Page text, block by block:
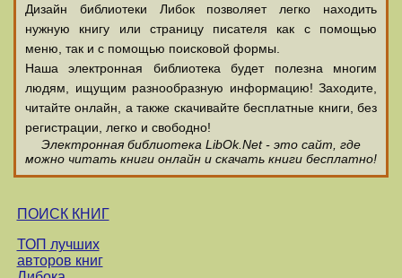
Дизайн библиотеки Либок позволяет легко находить
нужную книгу или страницу писателя как с помощью
меню, так и с помощью поисковой формы.
Наша электронная библиотека будет полезна многим
людям, ищущим разнообразную информацию! Заходите,
читайте онлайн, а также скачивайте бесплатные книги, без
регистрации, легко и свободно!
Электронная библиотека LibOk.Net - это сайт, где
можно читать книги онлайн и скачать книги бесплатно!
ПОИСК КНИГ
ТОП лучших
авторов книг